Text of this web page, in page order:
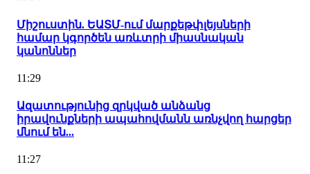
Միշուստին. ԵԱՏՄ-ում մարքեթփլեյսների
համար կգործեն առևտրի միասնական
կանոններ
11:29
Ազատությունից զրկված անձանց
իրավունքների ապահովմանն առնչվող հարցեր
մնում են...
11:27